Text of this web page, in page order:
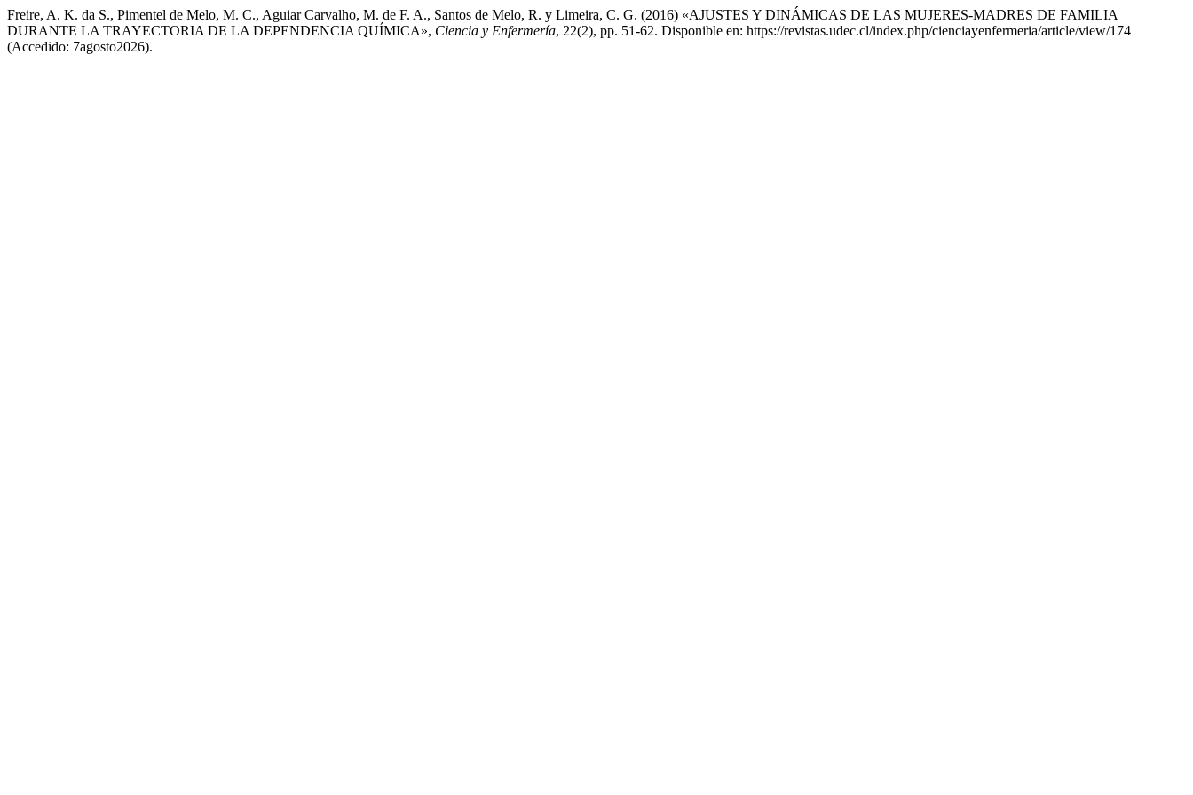
Freire, A. K. da S., Pimentel de Melo, M. C., Aguiar Carvalho, M. de F. A., Santos de Melo, R. y Limeira, C. G. (2016) «AJUSTES Y DINÁMICAS DE LAS MUJERES-MADRES DE FAMILIA
DURANTE LA TRAYECTORIA DE LA DEPENDENCIA QUÍMICA», Ciencia y Enfermería, 22(2), pp. 51-62. Disponible en: https://revistas.udec.cl/index.php/cienciayenfermeria/article/view/174
(Accedido: 7agosto2026).